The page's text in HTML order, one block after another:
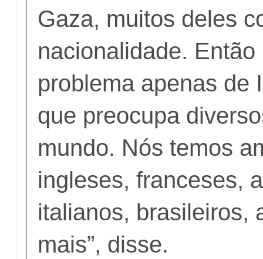
Gaza, muitos deles
nacionalidade.
problema apenas de
que preocupa
mundo. Nós temos
ingleses, franceses,
italianos, brasileiros,
mais”, disse.